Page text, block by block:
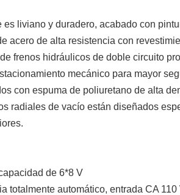
liviano y duradero, acabado con
acero de alta resistencia con
frenos hidráulicos de doble circuito
mecánico para mayor
con espuma de poliuretano de alta
radiales de vacío están diseñados
de 6*8 V
totalmente automático, entrada CA